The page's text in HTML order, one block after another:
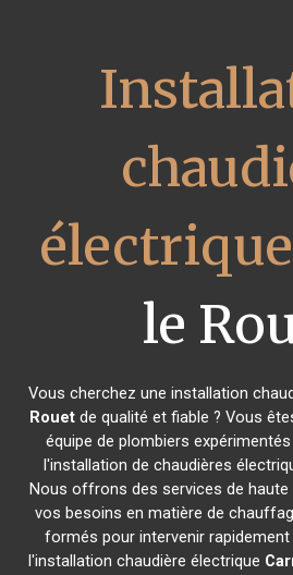
électrique
le
Vous cherchez une installation
Rouetde qualité et fiable ? Vous
équipe de plombiers
l'installation de chaudières
Nous offrons des services de haute
vos besoins en matière de
formés pour intervenir
l'installation chaudière électrique